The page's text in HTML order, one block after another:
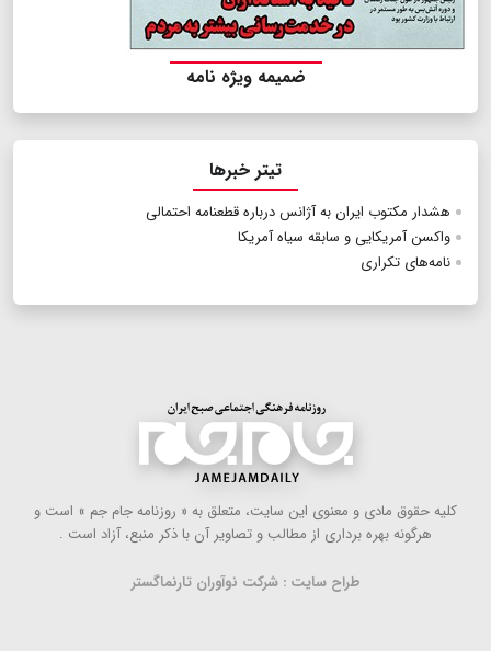
ضمیمه ویژه نامه
تیتر خبرها
هشدار مکتوب ایران به آژانس درباره قطعنامه احتمالی
واكسن آمریكایی و سابقه سیاه آمریكا
نامه‌های تکراری
كلیه حقوق مادی و معنوی این سایت، متعلق به « روزنامه جام جم » است و
هرگونه بهره ‌برداری از مطالب و تصاویر آن با ذكر منبع، آزاد است .
طراح سایت : شرکت نوآوران تارنماگستر